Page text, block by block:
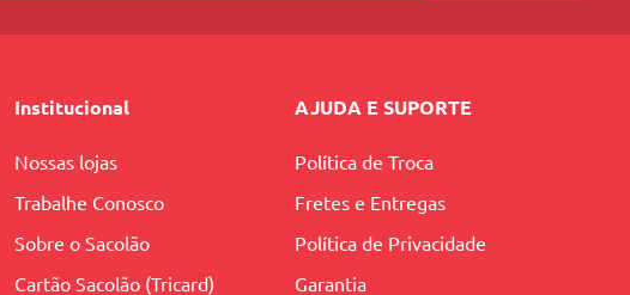
Institucional
Nossas lojas
Trabalhe Conosco
Sobre o Sacolão
Cartão Sacolão (Tricard)
AJUDA E SUPORTE
Política de Troca
Fretes e Entregas
Política de Privacidade
Garantia